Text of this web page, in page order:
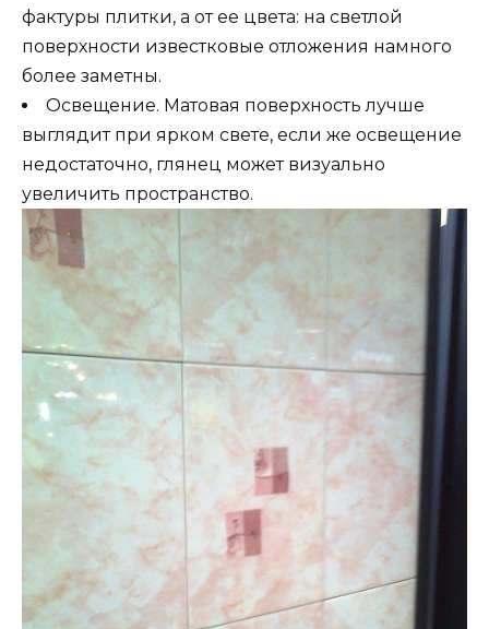
фактуры плитки, а от ее цвета: на светлой
поверхности известковые отложения намного
более заметны.
Освещение. Матовая поверхность лучше
выглядит при ярком свете, если же освещение
недостаточно, глянец может визуально
увеличить пространство.